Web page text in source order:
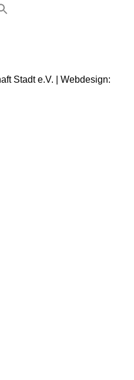
Stadt e.V. | Webdesign: